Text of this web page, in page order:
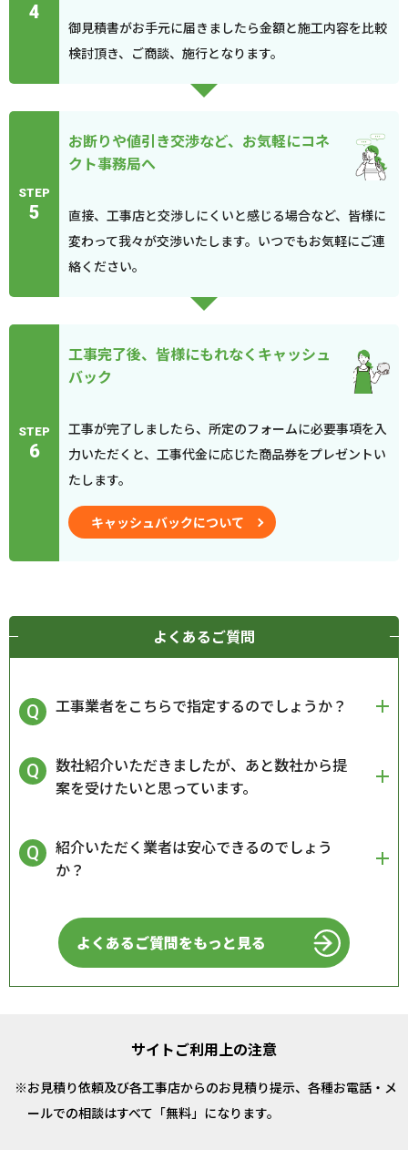
4
御見積書がお手元に届きましたら金額と施工内容を比較
検討頂き、ご商談、施行となります。
STEP
5
お断りや値引き交渉など、お気軽にコネ
クト事務局へ
直接、工事店と交渉しにくいと感じる場合など、皆様に
変わって我々が交渉いたします。いつでもお気軽にご連
絡ください。
STEP
6
工事完了後、皆様にもれなくキャッシュ
バック
工事が完了しましたら、所定のフォームに必要事項を入
力いただくと、工事代金に応じた商品券をプレゼントい
たします。
キャッシュバックについて
よくあるご質問
工事業者をこちらで指定するのでしょうか？
数社紹介いただきましたが、あと数社から提
案を受けたいと思っています。
紹介いただく業者は安心できるのでしょう
か？
よくあるご質問をもっと見る
サイトご利用上の注意
お見積り依頼及び各工事店からのお見積り提示、各種お電話・メ
ールでの相談はすべて「無料」になります。